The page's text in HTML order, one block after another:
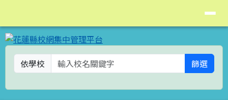
依學校 篩選